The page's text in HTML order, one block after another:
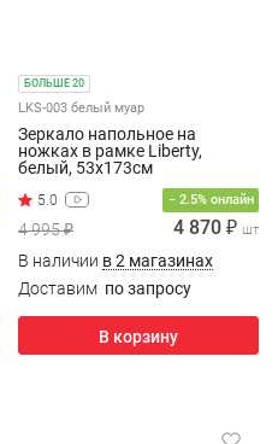
БОЛЬШЕ 20
LKS-003 белый муар
Зеркало напольное на
ножках в рамке Liberty,
белый, 53х173см
− 2.5% онлайн
4 995 ₽ 4 870 ₽ шт
В наличии в 2 магазинах
Доставим по запросу
В корзину